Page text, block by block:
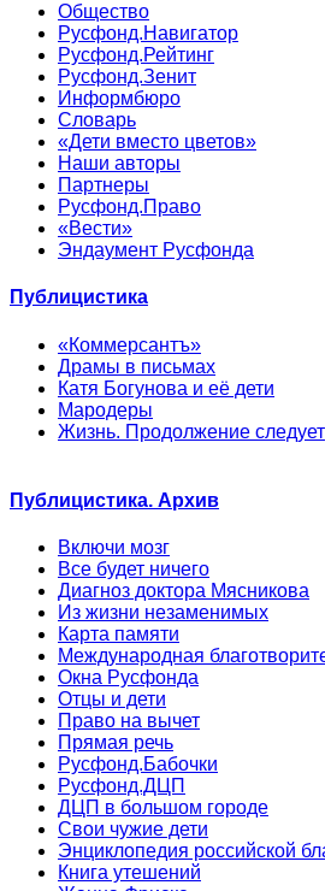
Общество
Русфонд.Навигатор
Русфонд.Рейтинг
Русфонд.Зенит
Информбюро
Словарь
«Дети вместо цветов»
Наши авторы
Партнеры
Русфонд.Право
«Вести»
Эндаумент Русфонда
Публицистика
«Коммерсантъ»
Драмы в письмах
Катя Богунова и её дети
Мародеры
Жизнь. Продолжение следует
Публицистика. Архив
Включи мозг
Все будет ничего
Диагноз доктора Мясникова
Из жизни незаменимых
Карта памяти
Международная
Окна Русфонда
Отцы и дети
Право на вычет
Прямая речь
Русфонд.Бабочки
Русфонд.ДЦП
ДЦП в большом городе
Свои чужие дети
Энциклопедия российской
Книга утешений